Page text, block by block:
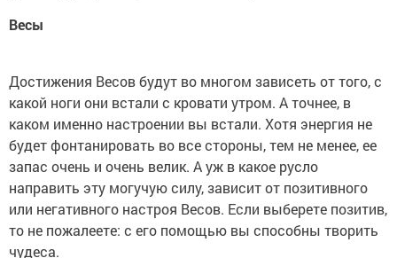
Весы
Достижения Весов будут во многом зависеть от того, с
какой ноги они встали с кровати утром. А точнее, в
каком именно настроении вы встали. Хотя энергия не
будет фонтанировать во все стороны, тем не менее, ее
запас очень и очень велик. А уж в какое русло
направить эту могучую силу, зависит от позитивного
или негативного настроя Весов. Если выберете позитив,
то не пожалеете: с его помощью вы способны творить
чудеса.